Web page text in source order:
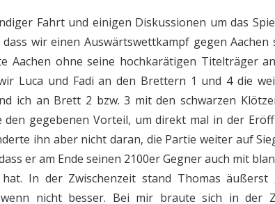
Fahrt und einigen Diskussionen um das
wir einen Auswärtswettkampf gegen Aachen
Aachen ohne seine hochkarätigen Titelträger
Luca und Fadi an den Brettern 1 und 4 die
ich an Brett 2 bzw. 3 mit den schwarzen
den gegebenen Vorteil, um direkt mal in der
ihn aber nicht daran, die Partie weiter auf
er am Ende seinen 2100er Gegner auch mit
In der Zwischenzeit stand Thomas äußerst
nicht besser. Bei mir braute sich in der